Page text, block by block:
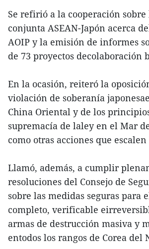
Se refirió a la cooperación
conjunta ASEAN-Japón acerca
AOIP y la emisión de informes
de 73 proyectos decolaboración
En la ocasión, reiteró la
violación de soberanía
China Oriental y de los
supremacía de laley en el Mar
como otras acciones que
Llamó, además, a cumplir
resoluciones del Consejo de
sobre las medidas seguras para
completo, verificable
armas de destrucción masiva y
entodos los rangos de Corea del